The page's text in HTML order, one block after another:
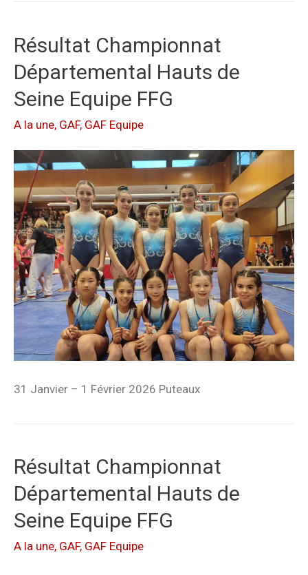
Résultat Championnat
Départemental Hauts de
Seine Equipe FFG
A la une, GAF, GAF Equipe
31 Janvier – 1 Février 2026 Puteaux
Résultat Championnat
Départemental Hauts de
Seine Equipe FFG
A la une, GAF, GAF Equipe